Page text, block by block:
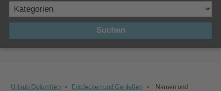
Suchen
Urlaub Dolomiten > Entdecken und Genießen > Namen und